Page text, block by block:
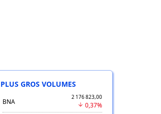
PLUS GROS VOLUMES
BNA
2 176 823,00
0,37%